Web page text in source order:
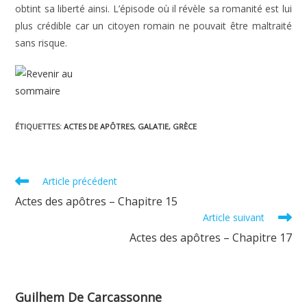
obtint sa liberté ainsi. L’épisode où il révèle sa romanité est lui
plus crédible car un citoyen romain ne pouvait être maltraité
sans risque.
ÉTIQUETTES:ACTES DE APÔTRES, GALATIE, GRÈCE
Read
articles
Article précédent
Actes des apôtres – Chapitre 15
Article suivant
Actes des apôtres – Chapitre 17
Guilhem De Carcassonne